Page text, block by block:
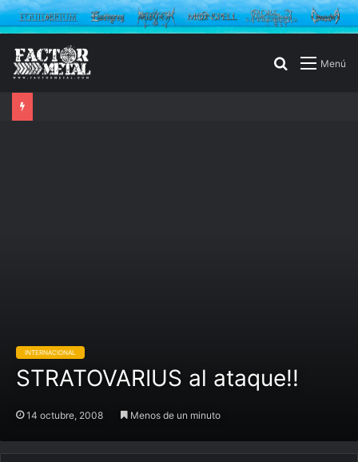
Menú
Buscar
INTERNACIONAL
STRATOVARIUS al ataque!!
14 octubre, 2008 Menos de un minuto